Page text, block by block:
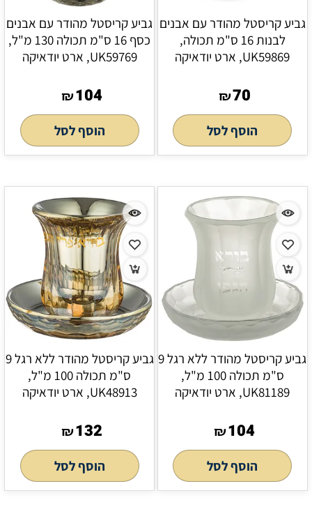
גביע קריסטל מהודר עם אבנים
לבנות 16 ס"מ תכולה,
UK59869, ארט יודאיקה
₪70
הוסף לסל
גביע קריסטל מהודר עם אבנים
כסף 16 ס"מ תכולה 130 מ"ל,
UK59769, ארט יודאיקה
₪104
הוסף לסל
גביע קריסטל מהודר ללא רגל 9
ס"מ תכולה 100 מ"ל,
UK81189, ארט יודאיקה
₪104
הוסף לסל
גביע קריסטל מהודר ללא רגל 9
ס"מ תכולה 100 מ"ל,
UK48913, ארט יודאיקה
₪132
הוסף לסל